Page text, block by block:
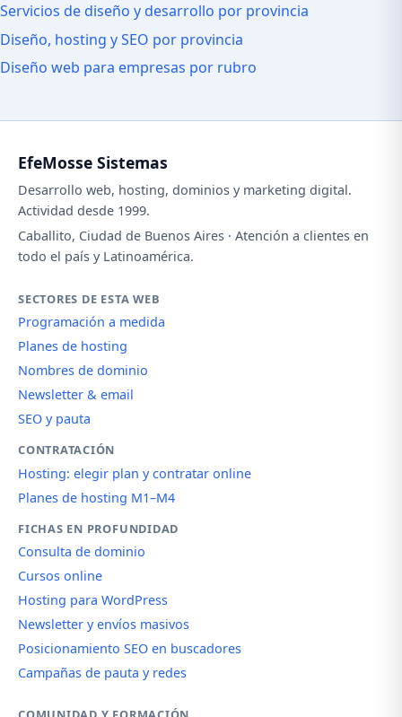
Servicios de diseño y desarrollo por provincia
Diseño, hosting y SEO por provincia
Diseño web para empresas por rubro
EfeMosse Sistemas
Desarrollo web, hosting, dominios y marketing digital.
Actividad desde 1999.
Caballito, Ciudad de Buenos Aires · Atención a clientes en
todo el país y Latinoamérica.
SECTORES DE ESTA WEB
Programación a medida
Planes de hosting
Nombres de dominio
Newsletter & email
SEO y pauta
CONTRATACIÓN
Hosting: elegir plan y contratar online
Planes de hosting M1–M4
FICHAS EN PROFUNDIDAD
Consulta de dominio
Cursos online
Hosting para WordPress
Newsletter y envíos masivos
Posicionamiento SEO en buscadores
Campañas de pauta y redes